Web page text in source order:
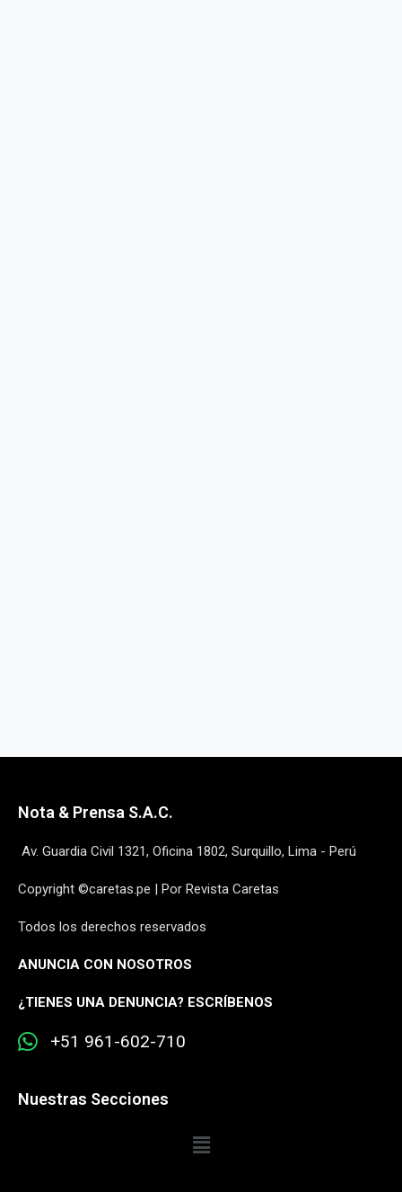
Nota & Prensa S.A.C.
Av. Guardia Civil 1321, Oficina 1802, Surquillo, Lima - Perú
Copyright ©caretas.pe | Por Revista Caretas
Todos los derechos reservados
ANUNCIA CON NOSOTROS
¿TIENES UNA DENUNCIA? ESCRÍBENOS
+51 961-602-710
Nuestras Secciones